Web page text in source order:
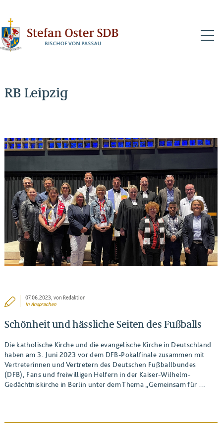
RB Leipzig
07.06.2023, von Redaktion
InAnsprachen
Schönheit und hässliche Seiten des Fußballs
Die katholische Kirche und die evangelische Kirche in Deutschland
haben am 3. Juni 2023 vor dem DFB-Pokalfinale zusammen mit
Vertreterinnen und Vertretern des Deutschen Fußballbundes
(DFB), Fans und freiwilligen Helfern in der Kaiser-Wilhelm-
Gedächtniskirche in Berlin unter dem Thema „Gemeinsam für …